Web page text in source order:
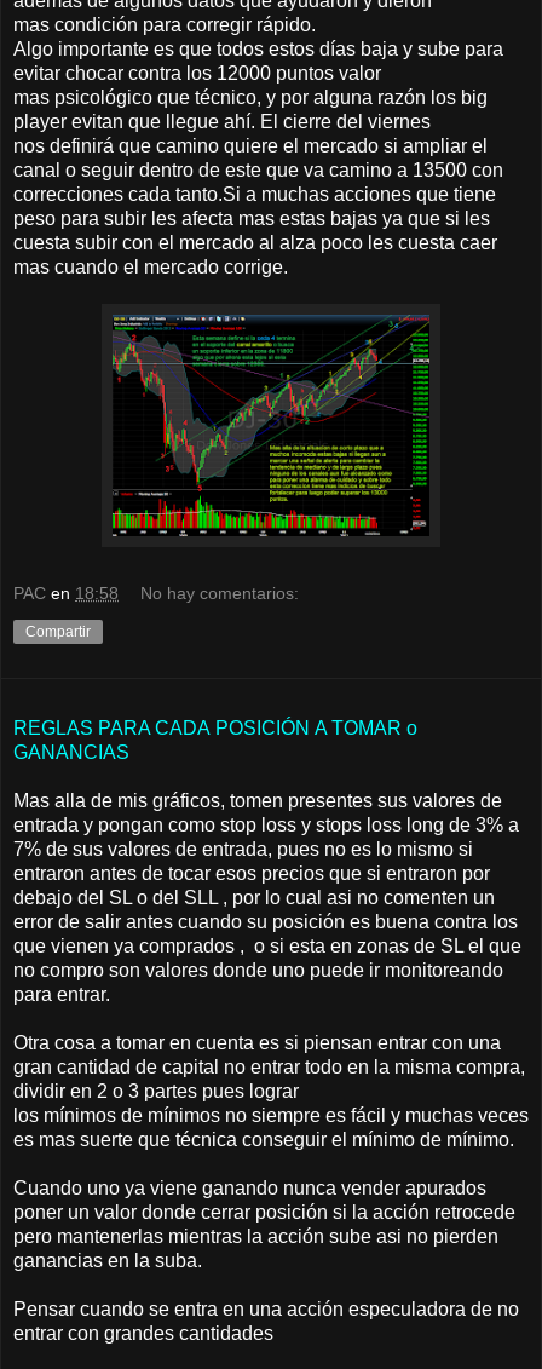
mas condición para corregir rápido.
Algo importante es que todos estos días baja y sube para
evitar chocar contra los 12000 puntos valor
mas psicológico que técnico, y por alguna razón los big
player evitan que llegue ahí. El cierre del viernes
nos definirá que camino quiere el mercado si ampliar el
canal o seguir dentro de este que va camino a 13500 con
correcciones cada tanto.Si a muchas acciones que tiene
peso para subir les afecta mas estas bajas ya que si les
cuesta subir con el mercado al alza poco les cuesta caer
mas cuando el mercado corrige.
PAC en 18:58 No hay comentarios:
Compartir
REGLAS PARA CADA POSICIÓN A TOMAR o
GANANCIAS
Mas alla de mis gráficos, tomen presentes sus valores de
entrada y pongan como stop loss y stops loss long de 3% a
7% de sus valores de entrada, pues no es lo mismo si
entraron antes de tocar esos precios que si entraron por
debajo del SL o del SLL , por lo cual asi no comenten un
error de salir antes cuando su posición es buena contra los
que vienen ya comprados , o si esta en zonas de SL el que
no compro son valores donde uno puede ir monitoreando
para entrar.
Otra cosa a tomar en cuenta es si piensan entrar con una
gran cantidad de capital no entrar todo en la misma compra,
dividir en 2 o 3 partes pues lograr
los mínimos de mínimos no siempre es fácil y muchas veces
es mas suerte que técnica conseguir el mínimo de mínimo.
Cuando uno ya viene ganando nunca vender apurados
poner un valor donde cerrar posición si la acción retrocede
pero mantenerlas mientras la acción sube asi no pierden
ganancias en la suba.
Pensar cuando se entra en una acción especuladora de no
entrar con grandes cantidades